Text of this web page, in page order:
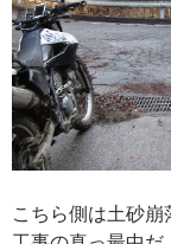
こちら側は土砂